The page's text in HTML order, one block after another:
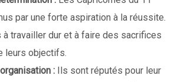
par une forte aspiration à la réussite.
travailler dur et à faire des sacrifices
leurs objectifs.
: Ils sont réputés pour leur